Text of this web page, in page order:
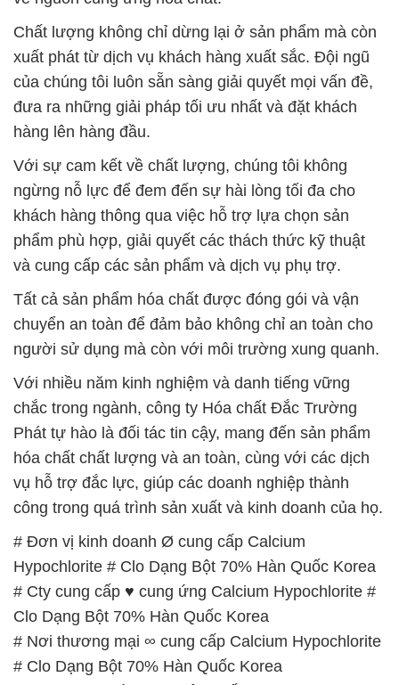
Chất lượng không chỉ dừng lại ở sản phẩm mà còn
xuất phát từ dịch vụ khách hàng xuất sắc. Đội ngũ
của chúng tôi luôn sẵn sàng giải quyết mọi vấn đề,
đưa ra những giải pháp tối ưu nhất và đặt khách
hàng lên hàng đầu.
Với sự cam kết về chất lượng, chúng tôi không
ngừng nỗ lực để đem đến sự hài lòng tối đa cho
khách hàng thông qua việc hỗ trợ lựa chọn sản
phẩm phù hợp, giải quyết các thách thức kỹ thuật
và cung cấp các sản phẩm và dịch vụ phụ trợ.
Tất cả sản phẩm hóa chất được đóng gói và vận
chuyển an toàn để đảm bảo không chỉ an toàn cho
người sử dụng mà còn với môi trường xung quanh.
Với nhiều năm kinh nghiệm và danh tiếng vững
chắc trong ngành, công ty Hóa chất Đắc Trường
Phát tự hào là đối tác tin cậy, mang đến sản phẩm
hóa chất chất lượng và an toàn, cùng với các dịch
vụ hỗ trợ đắc lực, giúp các doanh nghiệp thành
công trong quá trình sản xuất và kinh doanh của họ.
# Đơn vị kinh doanh Ø cung cấp Calcium
Hypochlorite # Clo Dạng Bột 70% Hàn Quốc Korea
# Cty cung cấp ♥ cung ứng Calcium Hypochlorite #
Clo Dạng Bột 70% Hàn Quốc Korea
# Nơi thương mại ∞ cung cấp Calcium Hypochlorite
# Clo Dạng Bột 70% Hàn Quốc Korea